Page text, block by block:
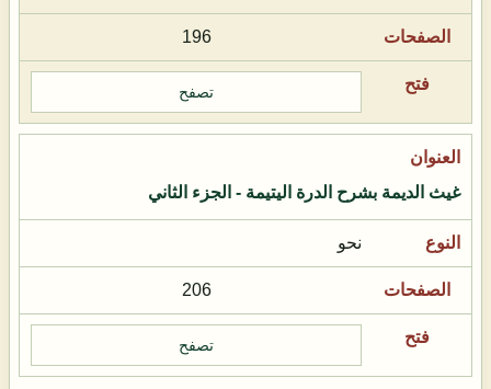
196
تصفح
غيث الديمة بشرح الدرة اليتيمة - الجزء الثاني
نحو
206
تصفح